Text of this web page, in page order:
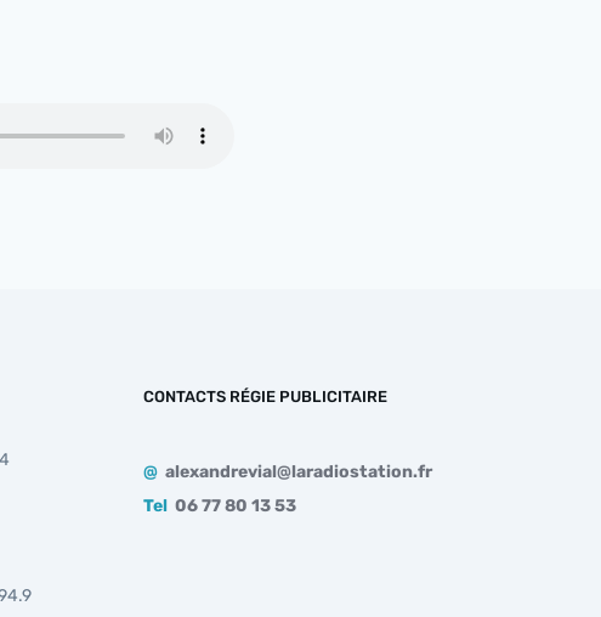
CONTACTS RÉGIE PUBLICITAIRE
@ alexandrevial@laradiostation.fr
Tel 06 77 80 13 53